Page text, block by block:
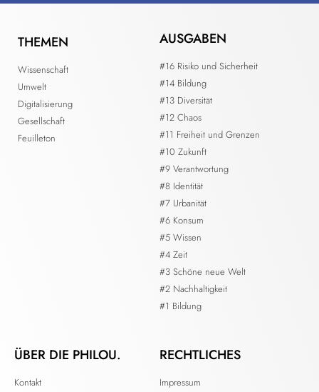
THEMEN
Wissenschaft
Umwelt
Digitalisierung
Gesellschaft
Feuilleton
AUSGABEN
#16 Risiko und Sicherheit
#14 Bildung
#13 Diversität
#12 Chaos
#11 Freiheit und Grenzen
#10 Zukunft
#9 Verantwortung
#8 Identität
#7 Urbanität
#6 Konsum
#5 Wissen
#4 Zeit
#3 Schöne neue Welt
#2 Nachhaltigkeit
#1 Bildung
ÜBER DIE PHILOU.
Kontakt
RECHTLICHES
Impressum